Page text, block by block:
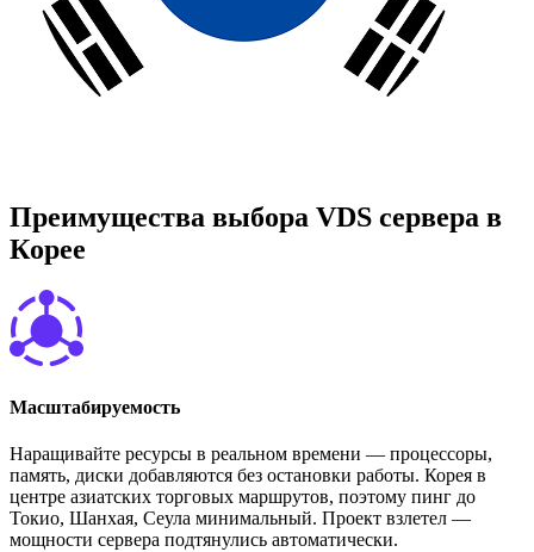
Преимущества выбора VDS сервера в
Корее
Масштабируемость
Наращивайте ресурсы в реальном времени — процессоры,
память, диски добавляются без остановки работы. Корея в
центре азиатских торговых маршрутов, поэтому пинг до
Токио, Шанхая, Сеула минимальный. Проект взлетел —
мощности сервера подтянулись автоматически.